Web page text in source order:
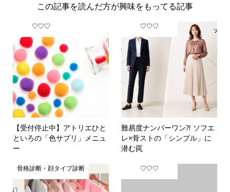
この記事を読んだ方が興味をもってる記事
♡♡♡
【受付停止中】アトリエひと
といろの「色サプリ」メニュ
ー
♡♡♡
難易度ナンバーワン⁈ ソフエ
レ×骨ストの「シンプル」に
潜む罠
骨格診断・顔タイプ診断 ♡♡♡